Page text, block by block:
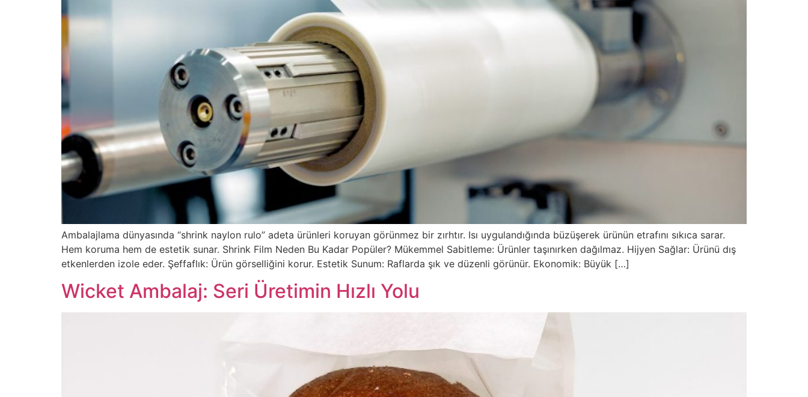
Ambalajlama dünyasında “shrink naylon rulo” adeta ürünleri koruyan görünmez bir zırhtır. Isı uygulandığında büzüşerek ürünün etrafını sıkıca sarar.
Hem koruma hem de estetik sunar. Shrink Film Neden Bu Kadar Popüler? Mükemmel Sabitleme: Ürünler taşınırken dağılmaz. Hijyen Sağlar: Ürünü dış
etkenlerden izole eder. Şeffaflık: Ürün görselliğini korur. Estetik Sunum: Raflarda şık ve düzenli görünür. Ekonomik: Büyük […]
Wicket Ambalaj: Seri Üretimin Hızlı Yolu